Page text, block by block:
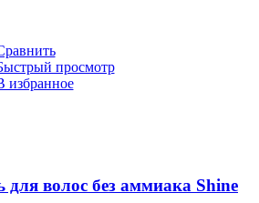
просмотр
избранное
для волос без аммиака Shine